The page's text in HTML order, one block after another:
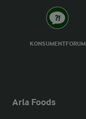
KONSUMENTFORUM
Arla Foods